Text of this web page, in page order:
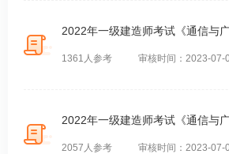
2022年一级建造师考试《通信与
1361人参考 审核时间：2023-07-
2022年一级建造师考试《通信与
2057人参考 审核时间：2023-07-